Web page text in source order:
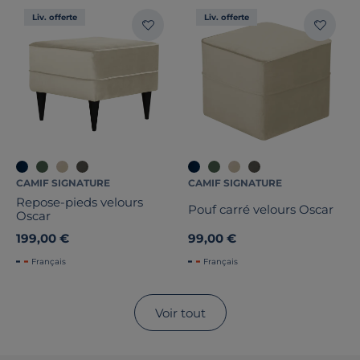
Liv. offerte
CAMIF SIGNATURE
Repose-pieds velours
Oscar
199,00 €
Français
Liv. offerte
CAMIF SIGNATURE
Pouf carré velours Oscar
99,00 €
Français
Voir tout